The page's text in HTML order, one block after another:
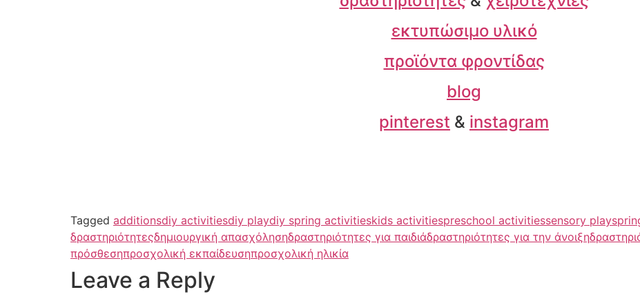
εκτυπώσιμο υλικό
προϊόντα φροντίδας
blog
pinterest & instagram
Tagged additionsdiy activitiesdiy playdiy spring activitieskids activitiespreschool activitiessensory play
δραστηριότητεςδημιουργική απασχόλησηδραστηριότητες για παιδιάδραστηριότητες για την άνοιξη
πρόσθεσηπροσχολική εκπαίδευσηπροσχολική ηλικία
Leave a Reply